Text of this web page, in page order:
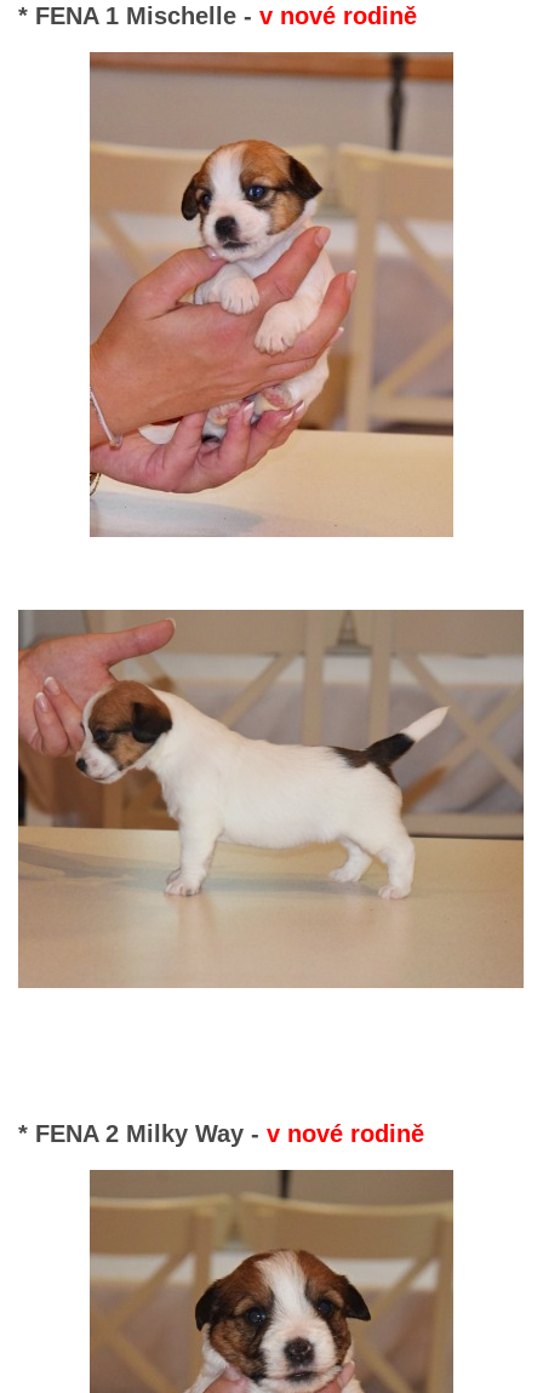
* FENA 1 Mischelle - v nové rodině
* FENA 2 Milky Way - v nové rodině